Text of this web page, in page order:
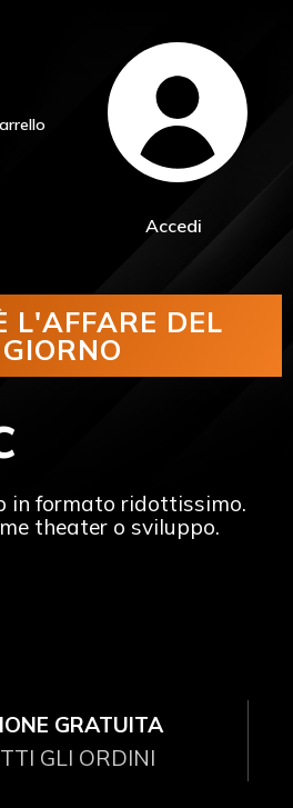
Accedi
L'AFFARE DEL
GIORNO
in formato ridottissimo.
theater o sviluppo.
GRATUITA
GLI ORDINI